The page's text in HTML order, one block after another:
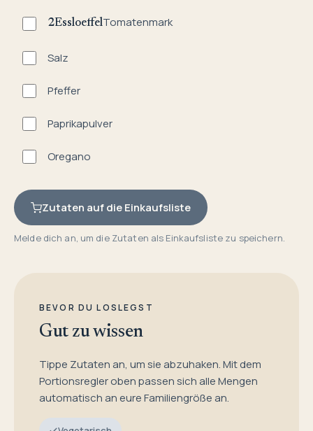
2EssloeffelTomatenmark
Salz
Pfeffer
Paprikapulver
Oregano
Zutaten auf die Einkaufsliste
Melde dich an, um die Zutaten als Einkaufsliste zu speichern.
BEVOR DU LOSLEGST
Gut zu wissen
Tippe Zutaten an, um sie abzuhaken. Mit dem
Portionsregler oben passen sich alle Mengen
automatisch an eure Familiengröße an.